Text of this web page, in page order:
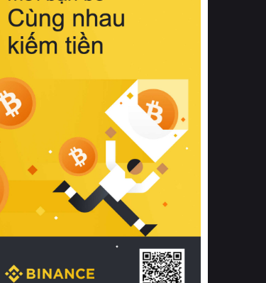
cột sống.
Bên cạnh đó, việc lựa chọn các dòng
sản phẩm đạt chuẩn chất lượng quốc
tế còn giúp ngăn ngừa tình trạng kích
khuẩn và nấm mốc trong điều kiện
thời tiết nóng ẩm. Bạn có thể tìm hiểu
thêm các nghiên cứu khoa học về tác
động của giấc ngủ và môi trường
phòng ngủ đối với sức khỏe con
người tại Sleep Foundation (External
Link) để có cái nhìn toàn diện hơn.
2. Các tiêu chí vàng khi lựa chọn
chăn ga gối đệm cao cấp cho phòng
ngủ
Để sở hữu một bộ chăn ga gối đệm
cao cấp hoàn hảo cả về thẩm mỹ lẫn
công năng, người tiêu dùng cần cân
nhắc kỹ lưỡng các tiêu chí quan trọng